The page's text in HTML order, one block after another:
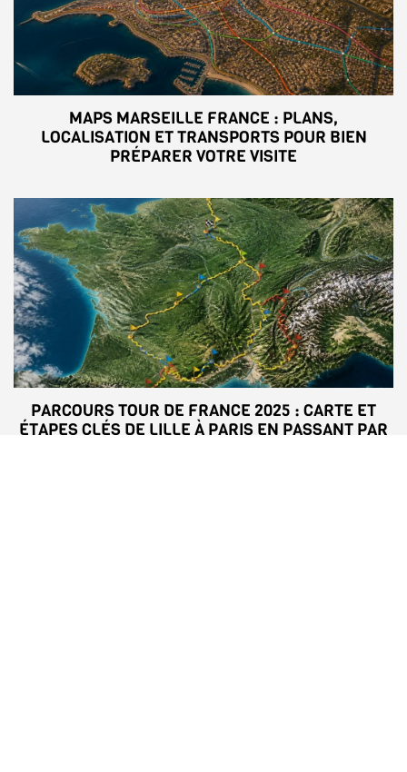
MAPS MARSEILLE FRANCE : PLANS,
LOCALISATION ET TRANSPORTS POUR BIEN
PRÉPARER VOTRE VISITE
PARCOURS TOUR DE FRANCE 2025 : CARTE ET
ÉTAPES CLÉS DE LILLE À PARIS EN PASSANT PAR